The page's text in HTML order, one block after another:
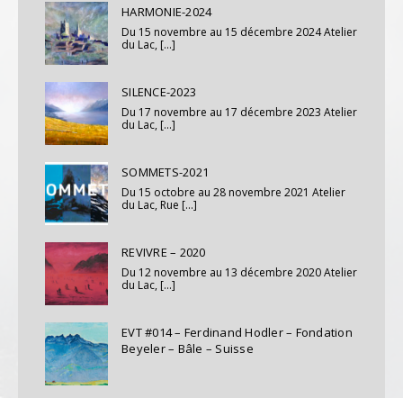
HARMONIE-2024
Du 15 novembre au 15 décembre 2024 Atelier
du Lac, [...]
SILENCE-2023
Du 17 novembre au 17 décembre 2023 Atelier
du Lac, [...]
SOMMETS-2021
Du 15 octobre au 28 novembre 2021 Atelier
du Lac, Rue [...]
REVIVRE – 2020
Du 12 novembre au 13 décembre 2020 Atelier
du Lac, [...]
EVT #014 – Ferdinand Hodler – Fondation
Beyeler – Bâle – Suisse